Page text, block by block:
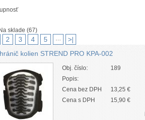
sklade (67)
2 3 4 5 …
>|
kolien STREND PRO KPA-002
Obj. číslo:
189
Popis:
Cena bez DPH
13,25 €
Cena s DPH
15,90 €